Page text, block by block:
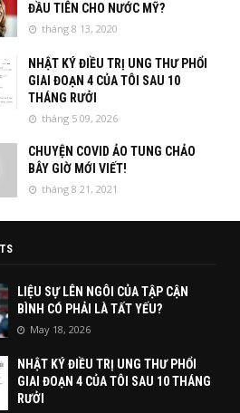
ĐẦU TIÊN CHO NƯỚC MỸ?
tháng 8 13, 2020
NHẬT KÝ ĐIỀU TRỊ UNG THƯ PHỔI
GIAI ĐOẠN 4 CỦA TÔI SAU 10
THÁNG RƯỞI
tháng 5 09, 2026
CHUYỆN COVID ẢO TUNG CHẢO
BÂY GIỜ MỚI VIẾT!
tháng 8 21, 2021
LIỆU SỰ LÊN NGÔI CỦA TẬP CẬN
BÌNH CÓ PHẢI LÀ TẤT YẾU?
May 18, 2026
NHẬT KÝ ĐIỀU TRỊ UNG THƯ PHỔI
GIAI ĐOẠN 4 CỦA TÔI SAU 10 THÁNG
RƯỞI